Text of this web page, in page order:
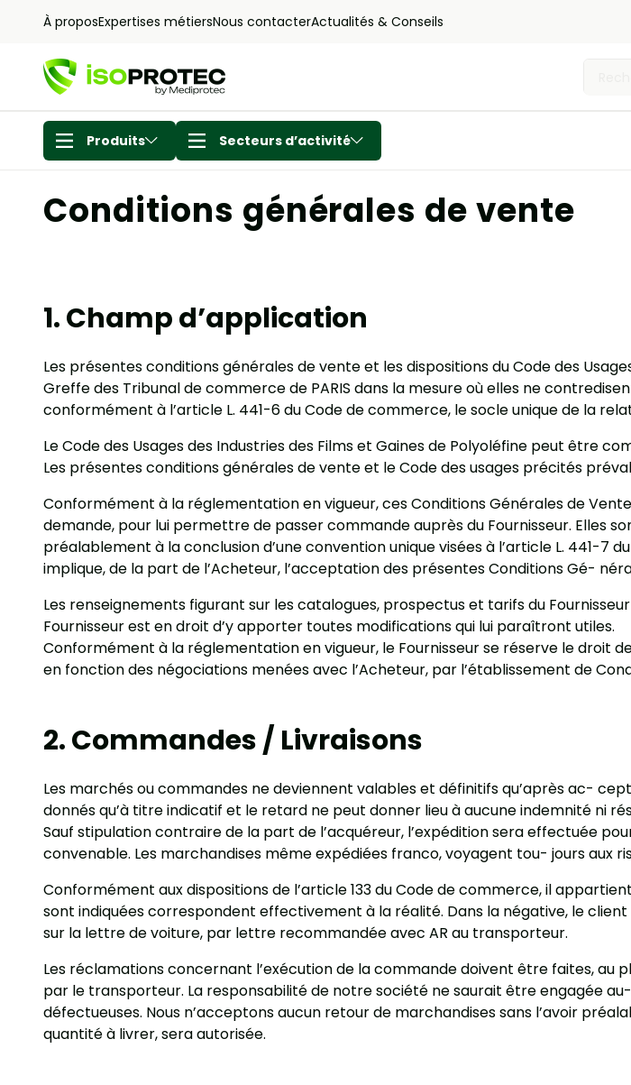
À proposExpertises métiersNous contacterActualités & Conseils
Secteurs d’activité
Produits
Conditions générales de vente
1. Champ d’application
Les présentes conditions générales de vente et les dispositions du Code des
Greffe des Tribunal de commerce de PARIS dans la mesure où elles ne
conformément à l’article L. 441-6 du Code de commerce, le socle unique de la
Le Code des Usages des Industries des Films et Gaines de Polyoléfine peut être
Les présentes conditions générales de vente et le Code des usages précités
Conformément à la réglementation en vigueur, ces Conditions Générales de
demande, pour lui permettre de passer commande auprès du Fournisseur. Elles
préalablement à la conclusion d’une convention unique visées à l’article L. 441-7
implique, de la part de l’Acheteur, l’acceptation des présentes Conditions Gé-
Les renseignements figurant sur les catalogues, prospectus et tarifs du
Fournisseur est en droit d’y apporter toutes modifications qui lui paraîtront utiles.
Conformément à la réglementation en vigueur, le Fournisseur se réserve le droit
en fonction des négociations menées avec l’Acheteur, par l’établissement de
2. Commandes / Livraisons
Les marchés ou commandes ne deviennent valables et définitifs qu’après ac-
donnés qu’à titre indicatif et le retard ne peut donner lieu à aucune indemnité ni
Sauf stipulation contraire de la part de l’acquéreur, l’expédition sera effectuée
convenable. Les marchandises même expédiées franco, voyagent tou- jours aux
Conformément aux dispositions de l’article 133 du Code de commerce, il
sont indiquées correspondent effectivement à la réalité. Dans la négative, le
sur la lettre de voiture, par lettre recommandée avec AR au transporteur.
Les réclamations concernant l’exécution de la commande doivent être faites, au
par le transporteur. La responsabilité de notre société ne saurait être engagée
défectueuses. Nous n’acceptons aucun retour de marchandises sans l’avoir
quantité à livrer, sera autorisée.